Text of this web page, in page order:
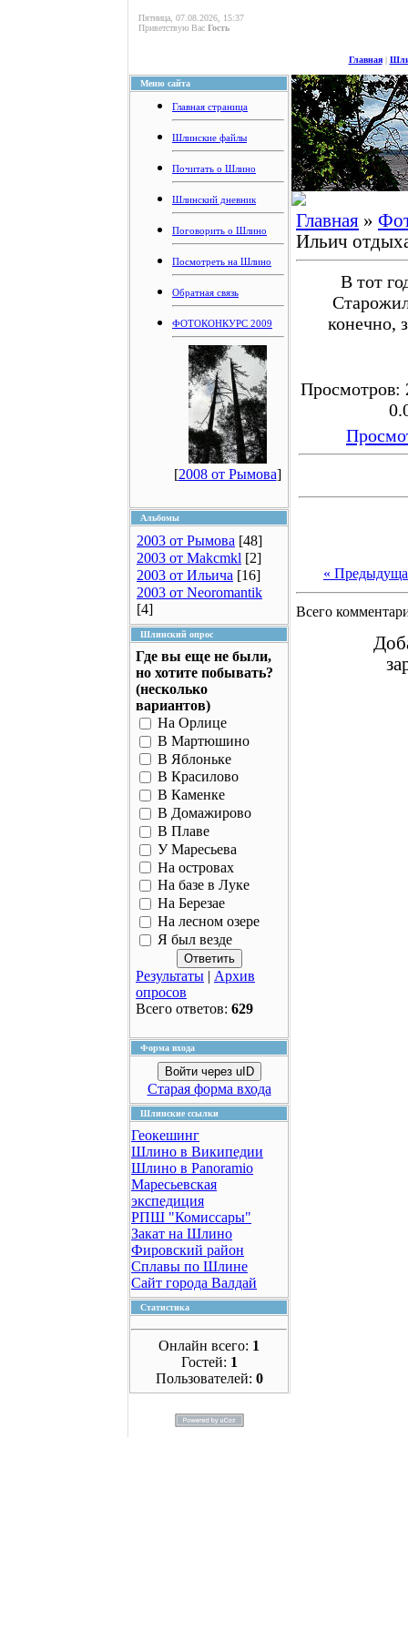
Пятница, 07.08.2026, 15:37
Приветствую Вас Гость
Главная|
Меню сайта
Главная страница
Шлинские файлы
Почитать о Шлино
Шлинский дневник
Поговорить о Шлино
Посмотреть на Шлино
Обратная связь
ФОТОКОНКУРС 2009
[2008 от Рымова]
Альбомы
2003 от Рымова [48]
2003 от Makcmkl [2]
2003 от Ильича [16]
2003 от Neoromantik
[4]
Шлинский опрос
Где вы еще не были,
но хотите побывать?
(несколько
вариантов)
На Орлице
В Мартюшино
В Яблоньке
В Красилово
В Каменке
В Домажирово
В Плаве
У Маресьева
На островах
На базе в Луке
На Березае
На лесном озере
Я был везде
Результаты | Архив
опросов
Всего ответов: 629
Форма входа
Войти через uID
Старая форма входа
Шлинские ссылки
Геокешинг
Шлино в Википедии
Шлино в Panoramio
Маресьевская
экспедиция
РПШ "Комиссары"
Закат на Шлино
Фировский район
Сплавы по Шлине
Сайт города Валдай
Статистика
Онлайн всего: 1
Гостей: 1
Пользователей: 0
Главная »
Ильич
В тот
конечно,
Просмотров:
«
Всего